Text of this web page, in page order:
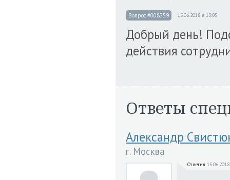
Вопрос #008359 15.06.2018 в 13:05
Добрый день!
действия
Ответы
Александр
г. Москва
Ответил